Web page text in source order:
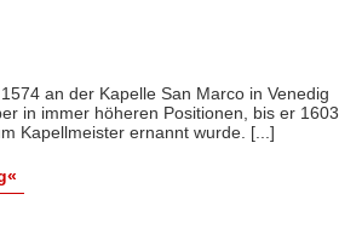
an der Kapelle San Marco in Venedig
in immer höheren Positionen, bis er 1603
Kapellmeister ernannt wurde. [...]